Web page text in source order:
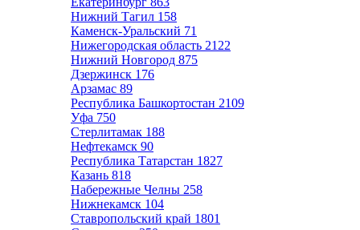
Нижний Тагил 158
Каменск-Уральский 71
Нижегородская область 2122
Нижний Новгород 875
Дзержинск 176
Арзамас 89
Республика Башкортостан 2109
Уфа 750
Стерлитамак 188
Нефтекамск 90
Республика Татарстан 1827
Казань 818
Набережные Челны 258
Нижнекамск 104
Ставропольский край 1801